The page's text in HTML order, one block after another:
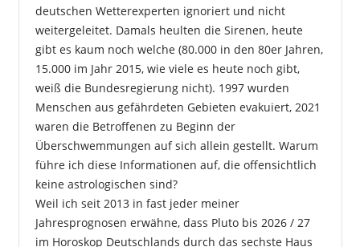
deutschen Wetterexperten ignoriert und nicht
weitergeleitet. Damals heulten die Sirenen, heute
gibt es kaum noch welche (80.000 in den 80er Jahren,
15.000 im Jahr 2015, wie viele es heute noch gibt,
weiß die Bundesregierung nicht). 1997 wurden
Menschen aus gefährdeten Gebieten evakuiert, 2021
waren die Betroffenen zu Beginn der
Überschwemmungen auf sich allein gestellt. Warum
führe ich diese Informationen auf, die offensichtlich
keine astrologischen sind?
Weil ich seit 2013 in fast jeder meiner
Jahresprognosen erwähne, dass Pluto bis 2026 / 27
im Horoskop Deutschlands durch das sechste Haus